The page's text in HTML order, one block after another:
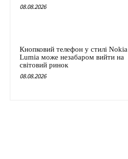
08.08.2026
Кнопковий телефон у стилі Nokia
Lumia може незабаром вийти на
світовий ринок
08.08.2026